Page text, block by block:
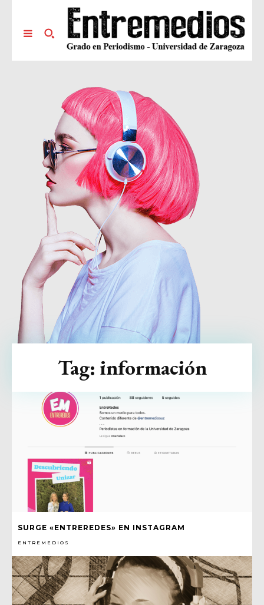
SURGE «ENTREREDES» EN INSTAGRAM
ENTREMEDIOS
Tag: información